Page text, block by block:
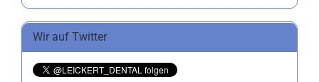
Wir auf Twitter